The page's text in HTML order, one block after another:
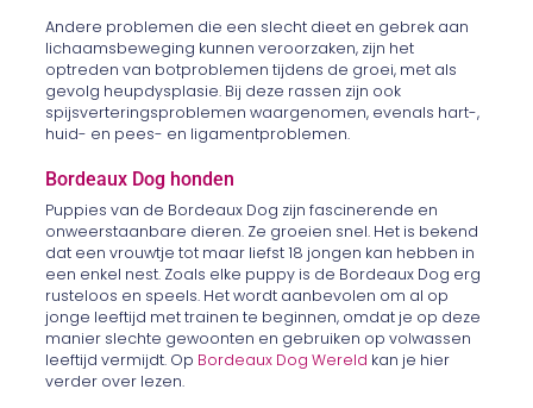
Andere problemen die een slecht dieet en gebrek aan
lichaamsbeweging kunnen veroorzaken, zijn het
optreden van botproblemen tijdens de groei, met als
gevolg heupdysplasie. Bij deze rassen zijn ook
spijsverteringsproblemen waargenomen, evenals hart-,
huid- en pees- en ligamentproblemen.
Bordeaux Dog honden
Puppies van de Bordeaux Dog zijn fascinerende en
onweerstaanbare dieren. Ze groeien snel. Het is bekend
dat een vrouwtje tot maar liefst 18 jongen kan hebben in
een enkel nest. Zoals elke puppy is de Bordeaux Dog erg
rusteloos en speels. Het wordt aanbevolen om al op
jonge leeftijd met trainen te beginnen, omdat je op deze
manier slechte gewoonten en gebruiken op volwassen
leeftijd vermijdt. Op Bordeaux Dog Wereld kan je hier
verder over lezen.